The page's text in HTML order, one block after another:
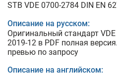
STB VDE 0700-2784 DIN EN
Описание на русском:
Оригинальный стандарт
2019-12 в PDF полная
превью по запросу
Описание на английском: